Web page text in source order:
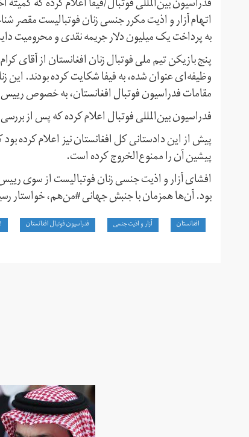
به پرداخت یک میلیون دلار جریمه نقدی و محرومیت
پنج بازیکن تیم ملی فوتبال زنان افغانستان از آقای
مقامات فدراسیون فوتبال افغانستان، به خصوص رییس
فدراسیون بین‌المللی فوتبال اعلام کرده که پس از
پیش از این دادستانی کل افغانستان نیز اعلام کرده
پیشین آن را ممنوع‌الخروج کرده است.
افشای آزار و اذیت جنسی زنان فوتبالیست از سوی
بود. آن‌ها همزمان با جنبش جهانی #من‌هم، خواستار
افغانستان آزار و اذیت جنسی فدراسیون فوتبال افغانستان !980